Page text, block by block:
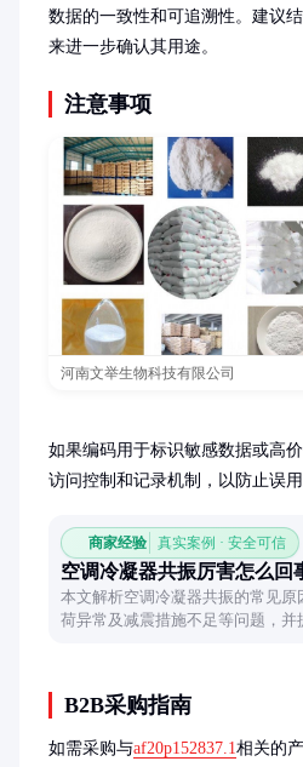
数据的一致性和可追溯性。建议
来进一步确认其用途。
注意事项
河南文举生物科技有限公司
如果编码用于标识敏感数据或高
访问控制和记录机制，以防止误用
商家经验 真实案例 · 安全可信
空调冷凝器共振厉害怎么回
本文解析空调冷凝器共振的常见
荷异常及减震措施不足等问题，
B2B采购指南
如需采购与af20p152837.1相关的